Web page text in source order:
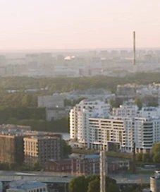
ВИДЕО О ПРОЕКТЕ